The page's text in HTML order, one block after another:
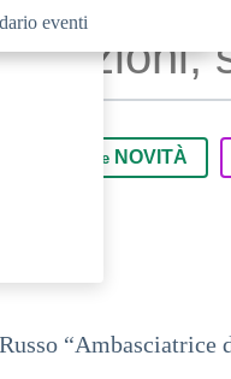
eventi
Cerca tra le NOVITÀ
“Ambasciatrice